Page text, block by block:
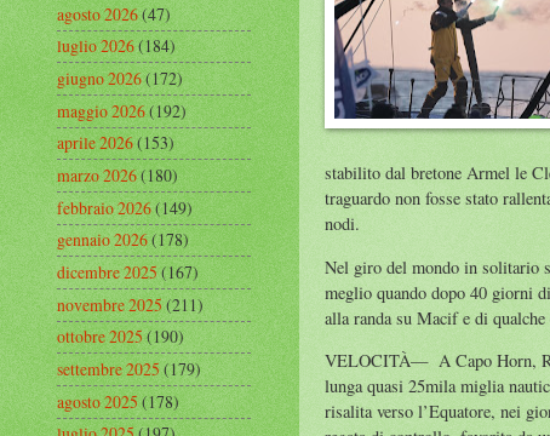
stabilito dal bretone Armel le
traguardo non fosse stato
nodi.
Nel giro del mondo in solitario
meglio quando dopo 40 giorni
alla randa su Macif e di
VELOCITÀ— A Capo Horn,
lunga quasi 25mila miglia
risalita verso l’Equatore, nei
agosto 2026(47)
luglio 2026(184)
giugno 2026(172)
maggio 2026(192)
aprile 2026(153)
marzo 2026(180)
febbraio 2026(149)
gennaio 2026(178)
dicembre 2025(167)
novembre 2025(211)
ottobre 2025(190)
settembre 2025(179)
agosto 2025(178)